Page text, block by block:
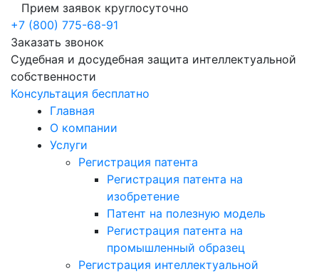
Прием заявок круглосуточно
+7 (800) 775-68-91
Заказать звонок
Судебная и досудебная защита интеллектуальной
собственности
Консультация бесплатно
Главная
О компании
Услуги
Регистрация патента
Регистрация патента на
изобретение
Патент на полезную модель
Регистрация патента на
промышленный образец
Регистрация интеллектуальной